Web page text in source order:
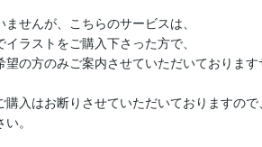
せんが、こちらのサービスは、
ラストをご購入下さった方で、
の方のみご案内させていただいております
入はお断りさせていただいておりますので、
。